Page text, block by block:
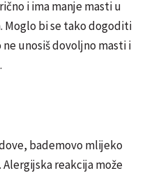
i ima manje masti u
Moglo bi se tako dogoditi
unosiš dovoljno masti i
bademovo mlijeko
reakcija može